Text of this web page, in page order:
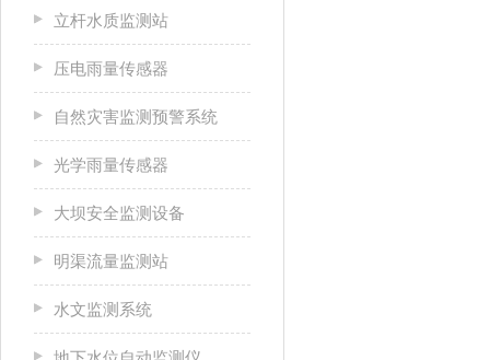
立杆水质监测站
压电雨量传感器
自然灾害监测预警系统
光学雨量传感器
大坝安全监测设备
明渠流量监测站
水文监测系统